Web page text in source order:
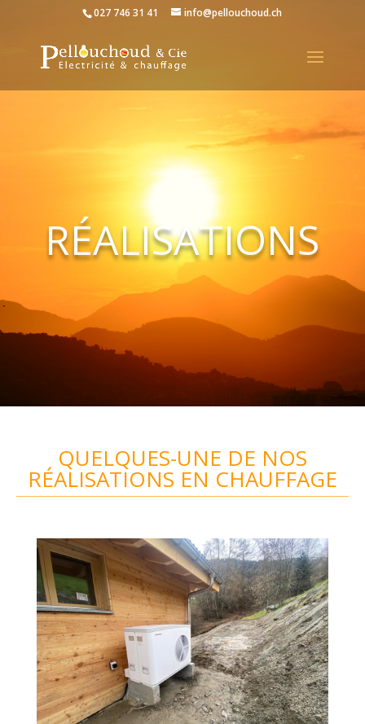
027 746 31 41 info@pellouchoud.ch
RÉALISATIONS
QUELQUES-UNE DE NOS
RÉALISATIONS EN CHAUFFAGE